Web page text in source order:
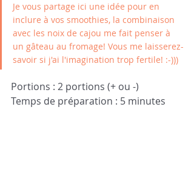
Je vous partage ici une idée pour en
inclure à vos smoothies, la combinaison
avec les noix de cajou me fait penser à
un gâteau au fromage! Vous me laisserez-
savoir si j'ai l'imagination trop fertile! :-)))
Portions : 2 portions (+ ou -)
Temps de préparation : 5 minutes